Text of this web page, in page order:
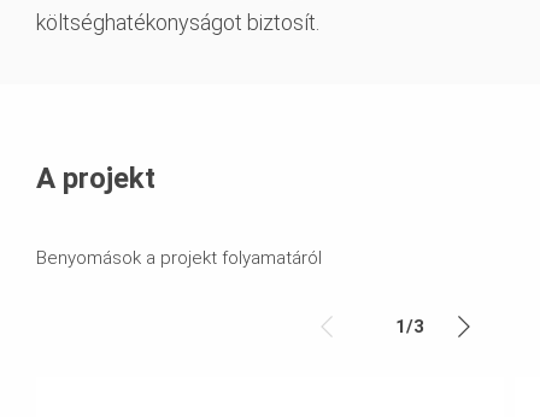
költséghatékonyságot biztosít.
A projekt
Benyomások a projekt folyamatáról
1/3